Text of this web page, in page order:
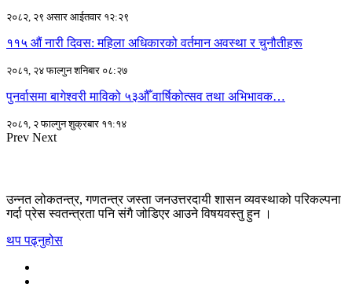
२०८२, २९ असार आईतवार १२:२९
११५ औं नारी दिवस: महिला अधिकारको वर्तमान अवस्था र चुनौतीहरू
२०८१, २४ फाल्गुन शनिबार ०८:२७
पुनर्वासमा बागेश्वरी माविको ५३औँ वार्षिकोत्सव तथा अभिभावक…
२०८१, २ फाल्गुन शुक्रबार ११:१४
Prev Next
उन्नत लोकतन्त्र, गणतन्त्र जस्ता जनउत्तरदायी शासन व्यवस्थाको परिकल्पना
गर्दा प्रेस स्वतन्त्रता पनि संगै जोडिएर आउने विषयवस्तु हुन ।
थप पढ्नुहोस